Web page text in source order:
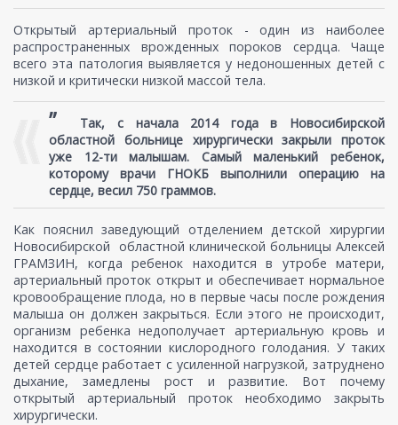
Открытый артериальный проток - один из наиболее
распространенных врожденных пороков сердца. Чаще
всего эта патология выявляется у недоношенных детей с
низкой и критически низкой массой тела.
”
Так, с начала 2014 года в Новосибирской
областной больнице хирургически закрыли проток
уже 12-ти малышам. Самый маленький ребенок,
которому врачи ГНОКБ выполнили операцию на
сердце, весил 750 граммов.
Как пояснил заведующий отделением детской хирургии
Новосибирской областной клинической больницы Алексей
ГРАМЗИН, когда ребенок находится в утробе матери,
артериальный проток открыт и обеспечивает нормальное
кровообращение плода, но в первые часы после рождения
малыша он должен закрыться. Если этого не происходит,
организм ребенка недополучает артериальную кровь и
находится в состоянии кислородного голодания. У таких
детей сердце работает с усиленной нагрузкой, затруднено
дыхание, замедлены рост и развитие. Вот почему
открытый артериальный проток необходимо закрыть
хирургически.